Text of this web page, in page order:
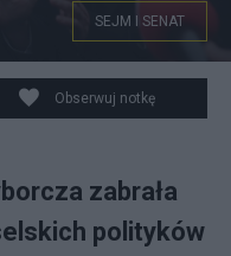
SEJM I SENAT
Obserwuj notkę
zabrała
polityków